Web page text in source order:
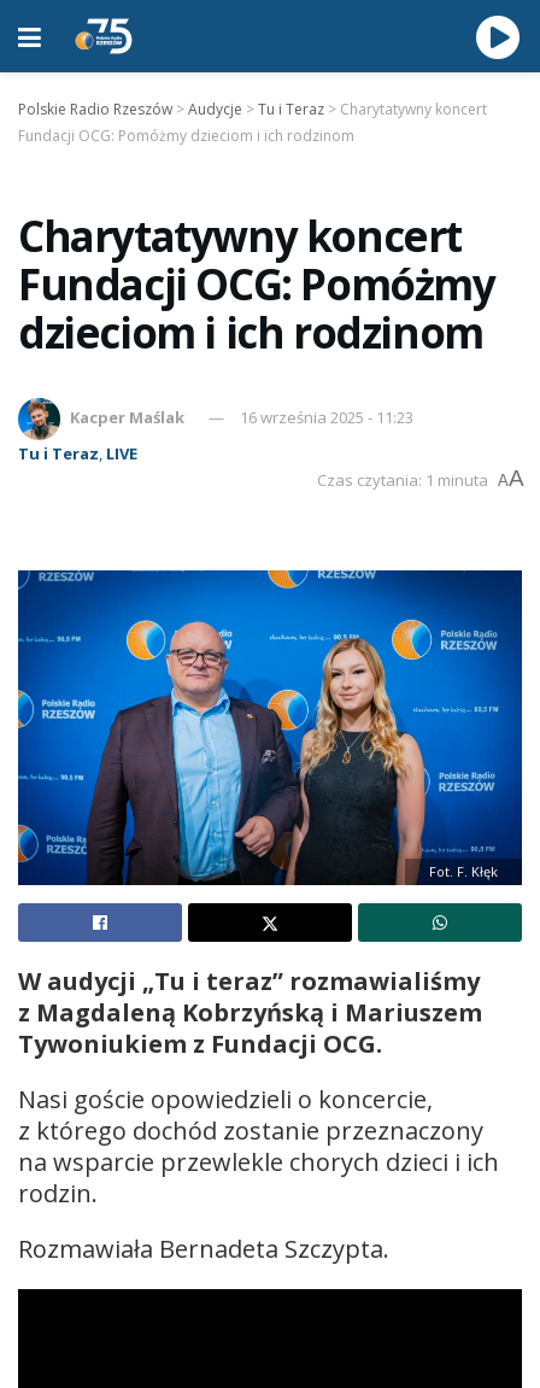
Polskie Radio Rzeszów >Audycje >Tu i Teraz > Charytatywny koncert
Fundacji OCG: Pomóżmy dzieciom i ich rodzinom
Charytatywny koncert
Fundacji OCG: Pomóżmy
dzieciom i ich rodzinom
Kacper Maślak
16 września 2025 - 11:23
Tu i Teraz, LIVE
Czas czytania: 1 minuta AA
Fot. F. Kłęk
W audycji „Tu i teraz” rozmawialiśmy
z Magdaleną Kobrzyńską i Mariuszem
Tywoniukiem z Fundacji OCG.
Nasi goście opowiedzieli o koncercie,
z którego dochód zostanie przeznaczony
na wsparcie przewlekle chorych dzieci i ich
rodzin.
Rozmawiała Bernadeta Szczypta.